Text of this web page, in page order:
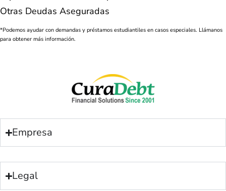
Otras Deudas Aseguradas
*Podemos ayudar con demandas y préstamos estudiantiles en casos especiales. Llámanos
para obtener más información.
Empresa
Legal